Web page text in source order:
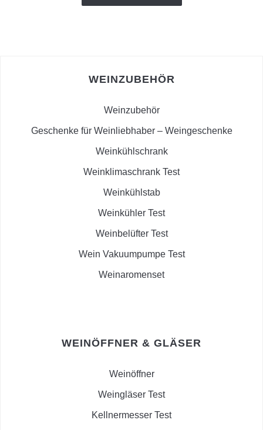
WEINZUBEHÖR
Weinzubehör
Geschenke für Weinliebhaber – Weingeschenke
Weinkühlschrank
Weinklimaschrank Test
Weinkühlstab
Weinkühler Test
Weinbelüfter Test
Wein Vakuumpumpe Test
Weinaromenset
WEINÖFFNER & GLÄSER
Weinöffner
Weingläser Test
Kellnermesser Test